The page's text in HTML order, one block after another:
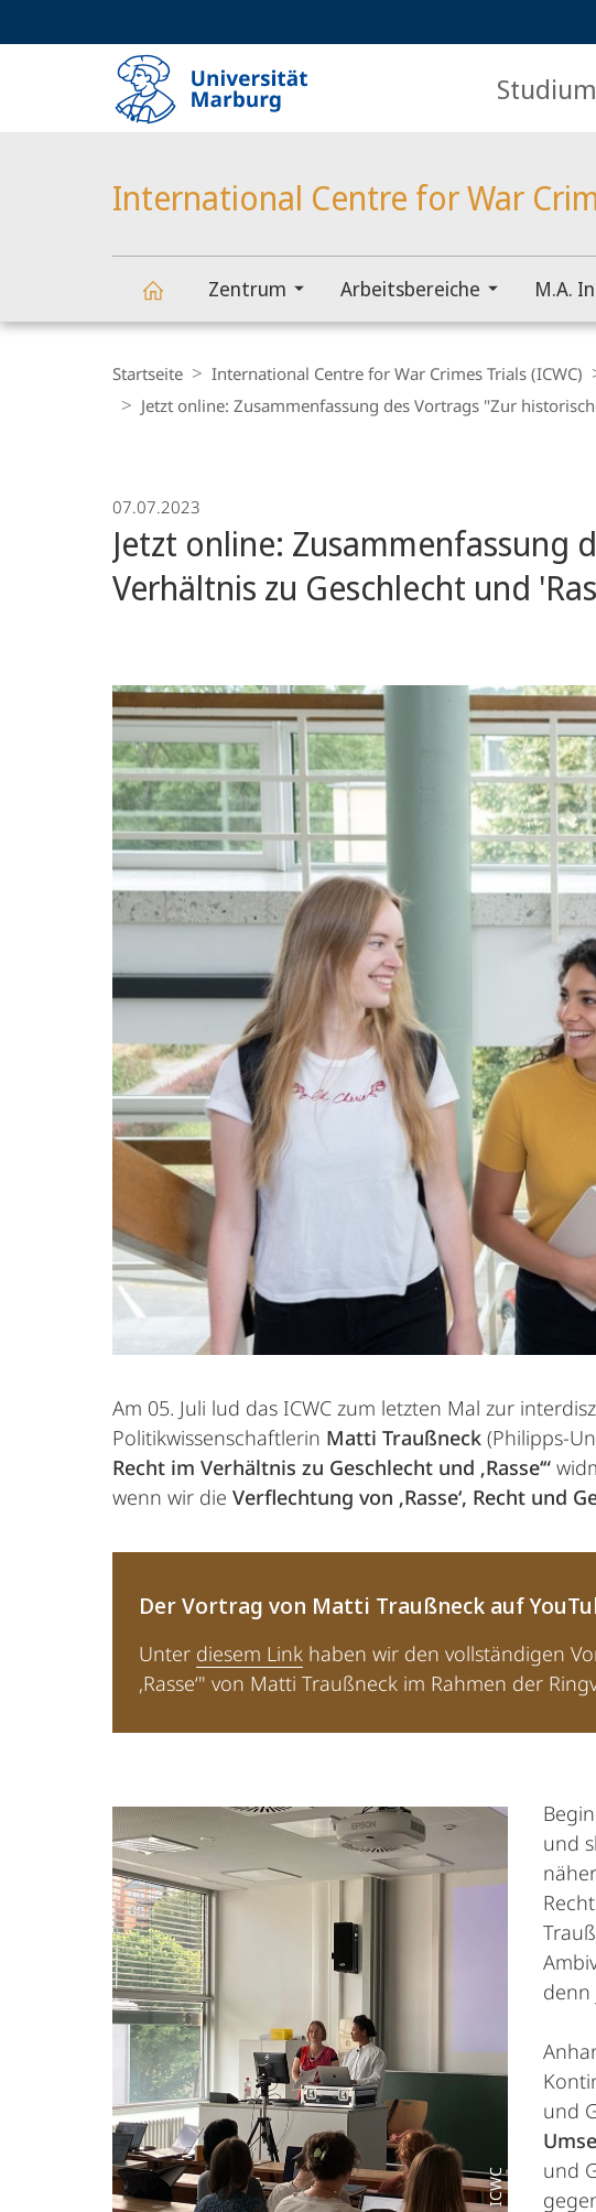
Studium
International Centre for War
Centre
War
Crimes
Zentrum Arbeitsbereiche M.A.
Navigation
Startseite International Centre for War Crimes Trials (ICWC)
Jetzt online: Zusammenfassung des Vortrags "Zur
07.07.2023
Jetzt online: Zusammenfassung
Verhältnis zu Geschlecht und
Am 05. Juli lud das ICWC zum letzten Mal zur
Politikwissenschaftlerin Matti Traußneck (Philipps-
Recht im Verhältnis zu Geschlecht und ‚Rasse‘“
wenn wir die Verflechtung von ‚Rasse‘, Recht und
Der Vortrag von Matti Traußneck auf
Unter diesem Link haben wir den vollständigen
‚Rasse‘" von Matti Traußneck im Rahmen der
und
denn
und
und